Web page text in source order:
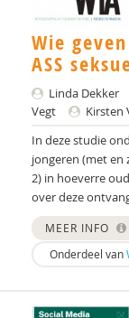
Sabrina
Lisa Snip
Annelies
Nanda Tak
Leontine
Jan-Pieter
Stephen
Inge van
Wie
ASS
Linda Dekker
Vegt
Kirsten
In deze studie
jongeren (met en
2) in hoeverre
over deze
MEER INFO
Onderdeel van